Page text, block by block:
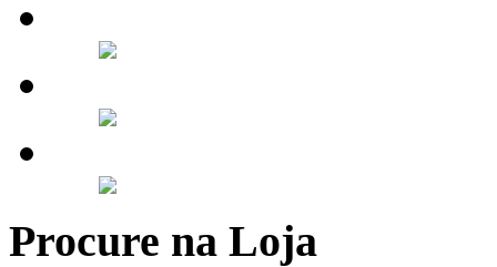
Procure na Loja